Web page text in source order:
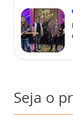
Seja o